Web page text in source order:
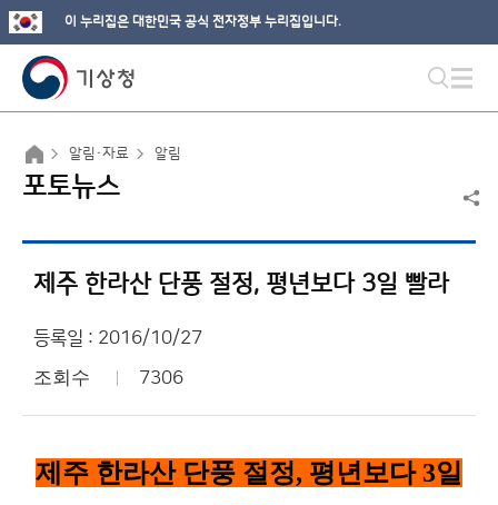
이 누리집은 대한민국 공식 전자정부 누리집입니다.
알림·자료 알림
포토뉴스
제주 한라산 단풍 절정, 평년보다 3일 빨라
등록일 : 2016/10/27
조회수 7306
제주 한라산 단풍 절정, 평년보다 3일